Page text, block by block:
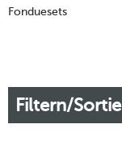
Fonduesets
Filtern/